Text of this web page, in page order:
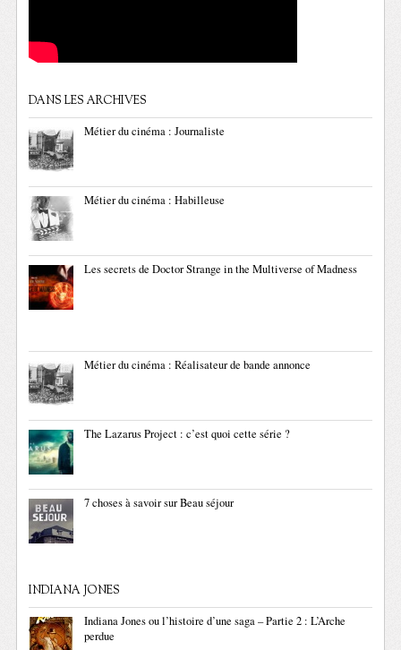
DANS LES ARCHIVES
Métier du cinéma : Journaliste
Métier du cinéma : Habilleuse
Les secrets de Doctor Strange in the Multiverse of Madness
Métier du cinéma : Réalisateur de bande annonce
The Lazarus Project : c’est quoi cette série ?
7 choses à savoir sur Beau séjour
INDIANA JONES
Indiana Jones ou l’histoire d’une saga – Partie 2 : L’Arche
perdue